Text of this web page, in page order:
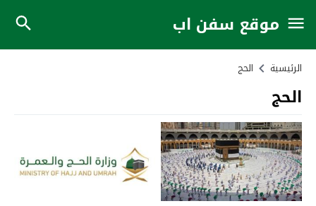
موقع سفن اب
الرئيسية الحج
الحج